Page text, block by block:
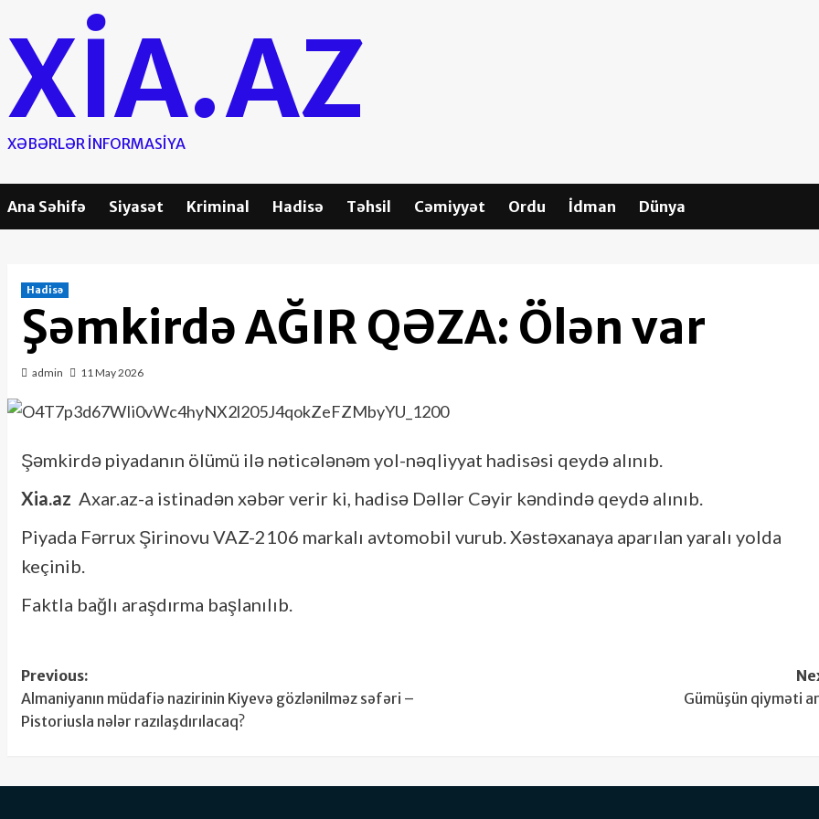
content
XIA.AZ
XƏBƏRLƏR INFORMASIYA
Ana Səhifə Siyasət Kriminal Hadisə Təhsil Cəmiyyət Ordu İdman Dünya
Hadisə
Şəmkirdə AĞIR QƏZA: Ölən var
admin 11 May 2026
Şəmkirdə piyadanın ölümü ilə nəticələnəm yol-nəqliyyat hadisəsi qeydə alınıb.
Xia.az Axar.az-a istinadən xəbər verir ki, hadisə Dəllər Cəyir kəndində qeydə alınıb.
Piyada Fərrux Şirinovu VAZ-2106 markalı avtomobil vurub. Xəstəxanaya aparılan yaralı yolda
keçinib.
Faktla bağlı araşdırma başlanılıb.
Post
navigation
Previous:
Almaniyanın müdafiə nazirinin Kiyevə gözlənilməz səfəri –
Pistoriusla nələr razılaşdırılacaq?
Gümüşün qiyməti